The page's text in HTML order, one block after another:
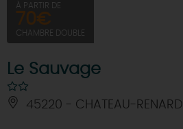
À PARTIR DE
70€
CHAMBRE DOUBLE
Le Sauvage
45220 - CHATEAU-RENARD